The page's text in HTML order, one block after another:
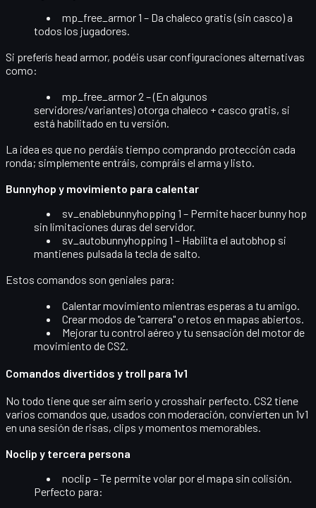
mp_free_armor 1 – Da chaleco gratis (sin casco) a
todos los jugadores.
Si preferís head armor, podéis usar configuraciones alternativas
como:
mp_free_armor 2 – (En algunos
servidores/variantes) otorga chaleco + casco gratis, si
está habilitado en tu versión.
La idea es que no perdáis tiempo comprando protección cada
ronda; simplemente entráis, compráis el arma y listo.
Bunnyhop y movimiento para calentar
sv_enablebunnyhopping 1 – Permite hacer bunny hop
sin limitaciones duras del servidor.
sv_autobunnyhopping 1 – Habilita el autobhop si
mantienes pulsada la tecla de salto.
Estos comandos son geniales para:
Calentar movimiento mientras esperas a tu amigo.
Crear modos de "carrera" o retos en mapas abiertos.
Mejorar tu control aéreo y tu sensación del motor de
movimiento de CS2.
Comandos divertidos y troll para 1v1
No todo tiene que ser aim serio y crosshair perfecto. CS2 tiene
varios comandos que, usados con moderación, convierten un 1v1
en una sesión de risas, clips y momentos memorables.
Noclip y tercera persona
noclip – Te permite volar por el mapa sin colisión.
Perfecto para: